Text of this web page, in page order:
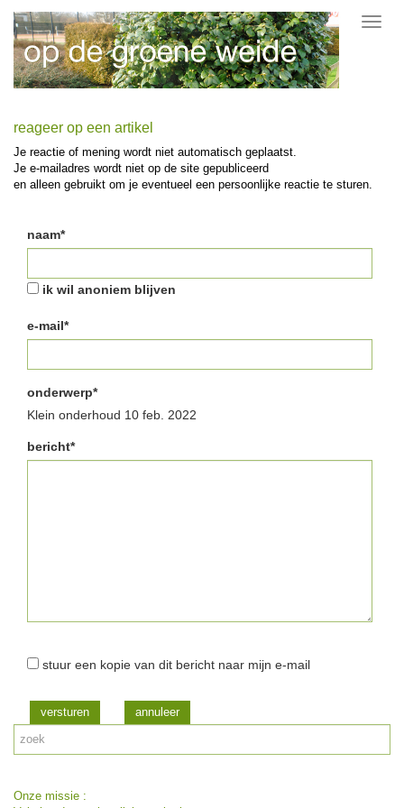
reageer op een artikel
Je reactie of mening wordt niet automatisch geplaatst.
Je e-mailadres wordt niet op de site gepubliceerd
en alleen gebruikt om je eventueel een persoonlijke reactie te sturen.
naam*
ik wil anoniem blijven
e-mail*
onderwerp*
Klein onderhoud 10 feb. 2022
bericht*
stuur een kopie van dit bericht naar mijn e-mail
versturen
Onze missie :